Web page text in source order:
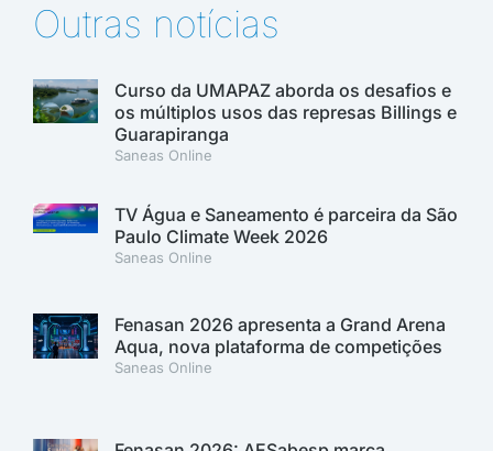
Outras notícias
Curso da UMAPAZ aborda os desafios e
os múltiplos usos das represas Billings e
Guarapiranga
Saneas Online
TV Água e Saneamento é parceira da São
Paulo Climate Week 2026
Saneas Online
Fenasan 2026 apresenta a Grand Arena
Aqua, nova plataforma de competições
Saneas Online